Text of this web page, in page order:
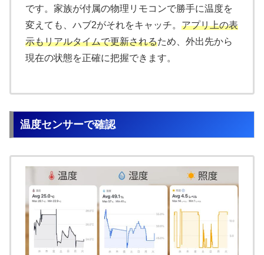
です。家族が付属の物理リモコンで勝手に温度を
変えても、ハブ2がそれをキャッチ。 アプリ上の表
示もリアルタイムで更新されるため、外出先から
現在の状態を正確に把握できます。
温度センサーで確認